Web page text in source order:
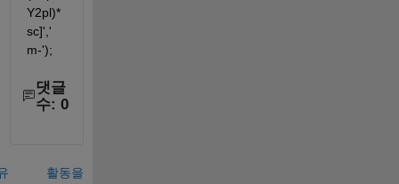
Y2pl)*
sc]','
m-');
댓글
수: 0
활동을